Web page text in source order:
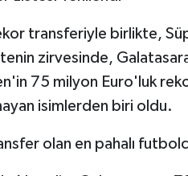
transferiyle birlikte,
zirvesinde,
75 milyon Euro'luk
isimlerden biri oldu.
olan en pahalı